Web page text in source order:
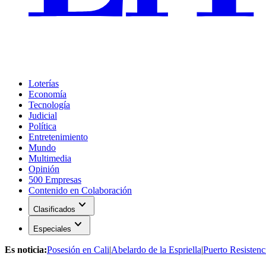
Loterías
Economía
Tecnología
Judicial
Política
Entretenimiento
Mundo
Multimedia
Opinión
500 Empresas
Contenido en Colaboración
Clasificados expand_more
Especiales expand_more
Es noticia:Posesión en Cali|Abelardo de la Espriella|Puerto